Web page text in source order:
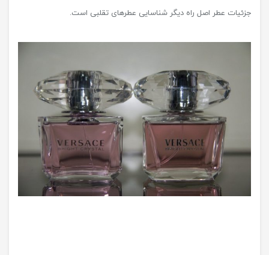
جزئیات عطر اصل راه دیگر شناسایی عطرهای تقلبی است.